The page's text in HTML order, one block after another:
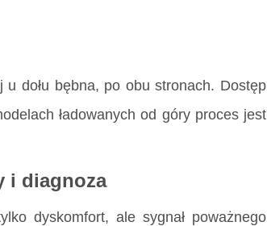
dołu bębna, po obu stronach. Dostęp
ładowanych od góry proces jest
i diagnoza
dyskomfort, ale sygnał poważnego